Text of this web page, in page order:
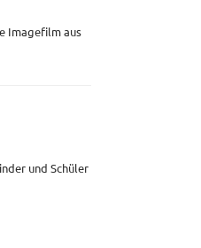
Imagefilm aus
und Schüler